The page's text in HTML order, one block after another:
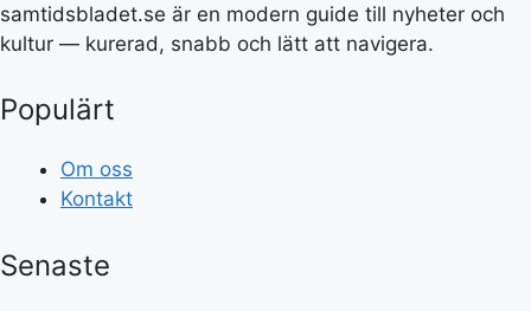
samtidsbladet.se är en modern guide till nyheter och
kultur — kurerad, snabb och lätt att navigera.
Populärt
Om oss
Kontakt
Senaste